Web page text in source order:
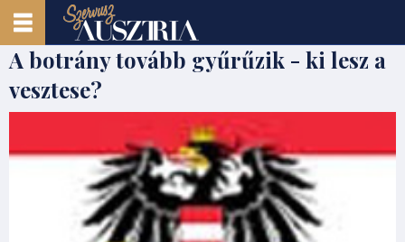
A botrány tovább gyűrűzik - ki lesz a
vesztese?